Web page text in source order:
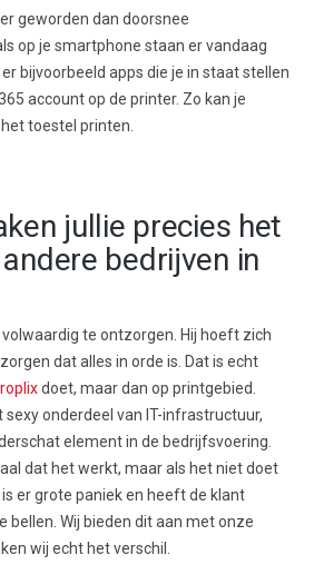
geworden dan doorsnee
op je smartphone staan er vandaag
er bijvoorbeeld apps die je in staat stellen
account op de printer. Zo kan je
toestel printen.
jullie precies het
bedrijven in
te ontzorgen. Hij hoeft zich
dat alles in orde is. Dat is echt
doet, maar dan op printgebied.
onderdeel van IT-infrastructuur,
element in de bedrijfsvoering.
dat het werkt, maar als het niet doet
er grote paniek en heeft de klant
bellen. Wij bieden dit aan met onze
wij echt het verschil.